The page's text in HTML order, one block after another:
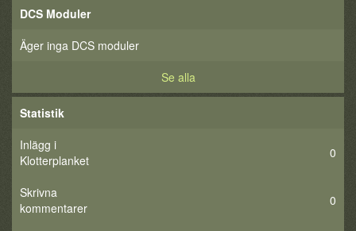
DCS Moduler
Äger inga DCS moduler
Se alla
Statistik
Inlägg i
Klotterplanket
0
Skrivna
kommentarer
0